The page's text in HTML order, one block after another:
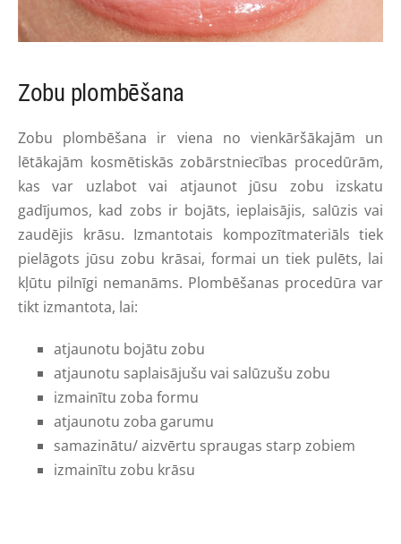
Zobu plombēšana
Zobu plombēšana ir viena no vienkāršākajām un
lētākajām kosmētiskās zobārstniecības procedūrām,
kas var uzlabot vai atjaunot jūsu zobu izskatu
gadījumos, kad zobs ir bojāts, ieplaisājis, salūzis vai
zaudējis krāsu. Izmantotais kompozītmateriāls tiek
pielāgots jūsu zobu krāsai, formai un tiek pulēts, lai
kļūtu pilnīgi nemanāms. Plombēšanas procedūra var
tikt izmantota, lai:
atjaunotu bojātu zobu
atjaunotu saplaisājušu vai salūzušu zobu
izmainītu zoba formu
atjaunotu zoba garumu
samazinātu/ aizvērtu spraugas starp zobiem
izmainītu zobu krāsu